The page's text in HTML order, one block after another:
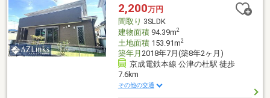
2,200万円
間取り 3SLDK
建物面積94.39m2
土地面積153.91m2
築年月 2018年7月(築8年2ヶ月)
京成電鉄本線 公津の杜駅 徒歩
7.6km
その他の交通